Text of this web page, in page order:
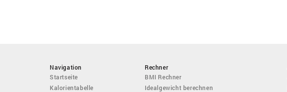
Navigation
Startseite
Kalorientabelle
Rechner
BMI Rechner
Idealgewicht berechnen